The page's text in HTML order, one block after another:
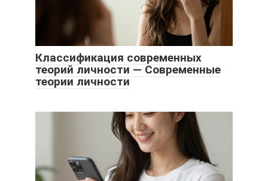
Классификация современных
теорий личности — Современные
теории личности